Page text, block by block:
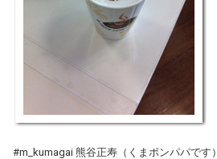
#m_kumagai 熊谷正寿（くまポンパパです）